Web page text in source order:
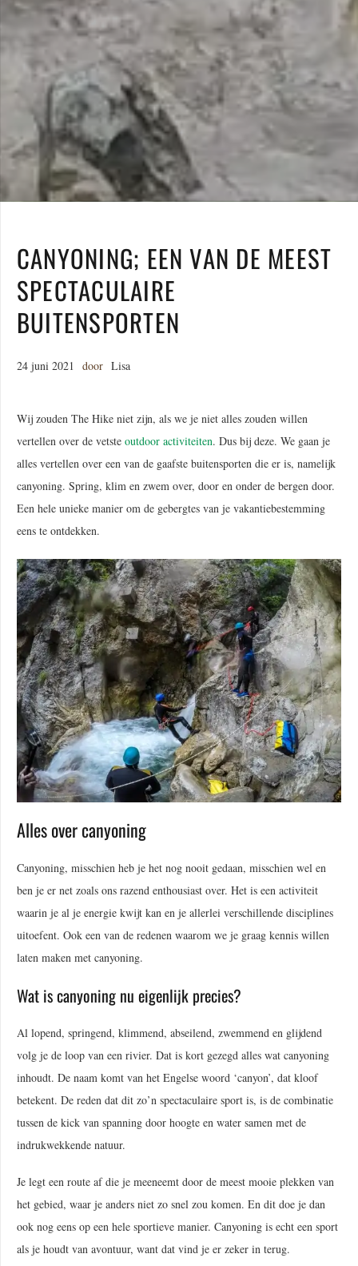
CANYONING; EEN VAN DE MEEST
SPECTACULAIRE
BUITENSPORTEN
24 juni 2021 door Lisa
Wij zouden The Hike niet zijn, als we je niet alles zouden willen
vertellen over de vetste outdoor activiteiten. Dus bij deze. We gaan je
alles vertellen over een van de gaafste buitensporten die er is, namelijk
canyoning. Spring, klim en zwem over, door en onder de bergen door.
Een hele unieke manier om de gebergtes van je vakantiebestemming
eens te ontdekken.
Alles over canyoning
Canyoning, misschien heb je het nog nooit gedaan, misschien wel en
ben je er net zoals ons razend enthousiast over. Het is een activiteit
waarin je al je energie kwijt kan en je allerlei verschillende disciplines
uitoefent. Ook een van de redenen waarom we je graag kennis willen
laten maken met canyoning.
Wat is canyoning nu eigenlijk precies?
Al lopend, springend, klimmend, abseilend, zwemmend en glijdend
volg je de loop van een rivier. Dat is kort gezegd alles wat canyoning
inhoudt. De naam komt van het Engelse woord ‘canyon’, dat kloof
betekent. De reden dat dit zo’n spectaculaire sport is, is de combinatie
tussen de kick van spanning door hoogte en water samen met de
indrukwekkende natuur.
Je legt een route af die je meeneemt door de meest mooie plekken van
het gebied, waar je anders niet zo snel zou komen. En dit doe je dan
ook nog eens op een hele sportieve manier. Canyoning is echt een sport
als je houdt van avontuur, want dat vind je er zeker in terug.